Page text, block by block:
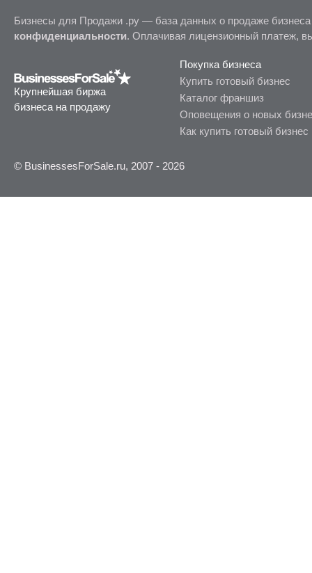
Бизнесы для Продажи .ру — база данных о продаже
конфиденциальности. Оплачивая лицензионный платеж,
Крупнейшая биржа
бизнеса на продажу
Покупка бизнеса
Купить готовый бизнес
Каталог франшиз
Оповещения о новых
Как купить готовый бизнес
© BusinessesForSale.ru, 2007 - 2026